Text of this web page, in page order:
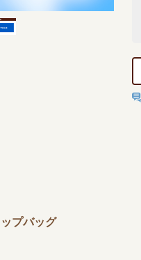
プバッグ